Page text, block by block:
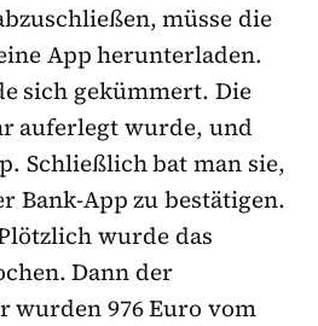
müsse die
App herunterladen.
sich gekümmert. Die
auferlegt wurde, und
Schließlich bat man sie,
Bank-App zu bestätigen.
wurde das
Dann der
wurden 976 Euro vom